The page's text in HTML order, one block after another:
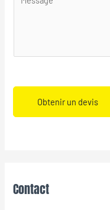
Obtenir un devis
Contact